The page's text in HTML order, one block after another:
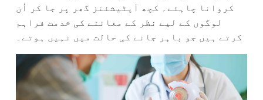
کروانا چاہئے۔ کچھ آپٹیشئنز گھر پر جا کر اُن
لوگوں کے لیے نظر کے معائنے کی خدمت فراہم
کرتے ہیں جو باہر جانے کی حالت میں نہیں ہوتے۔